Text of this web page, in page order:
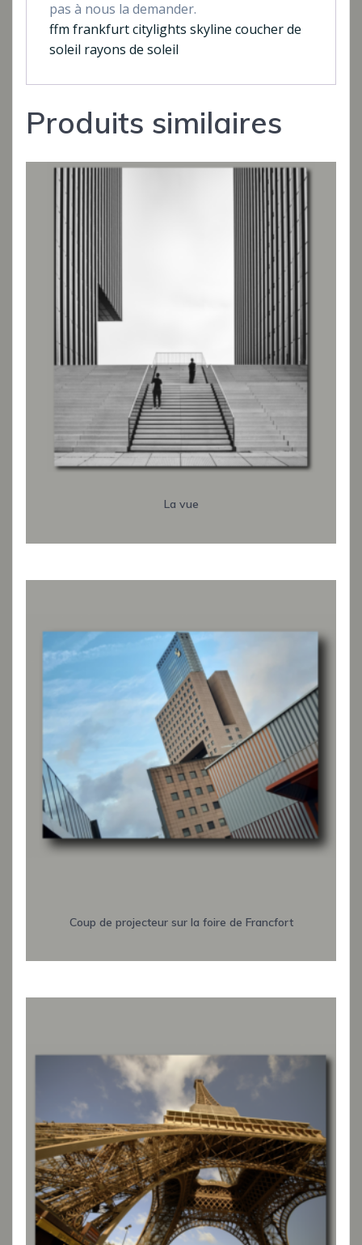
pas à nous la demander.
ffm frankfurt citylights skyline coucher de
soleil rayons de soleil
Produits similaires
La vue
Coup de projecteur sur la foire de Francfort